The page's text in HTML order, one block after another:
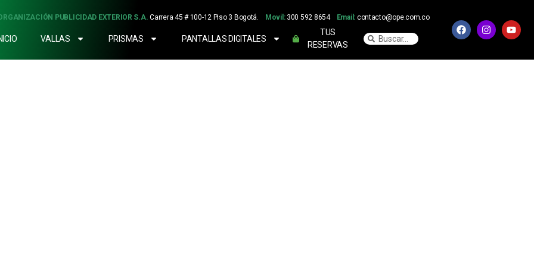
PUBLICIDAD EXTERIOR S.A. Carrera 45 # 100-12 Piso 3 Bogotá. Movil: 300 592 8654 Email: contacto@ope.com.co
VALLAS PRISMAS PANTALLAS DIGITALES
TUS
RESERVAS